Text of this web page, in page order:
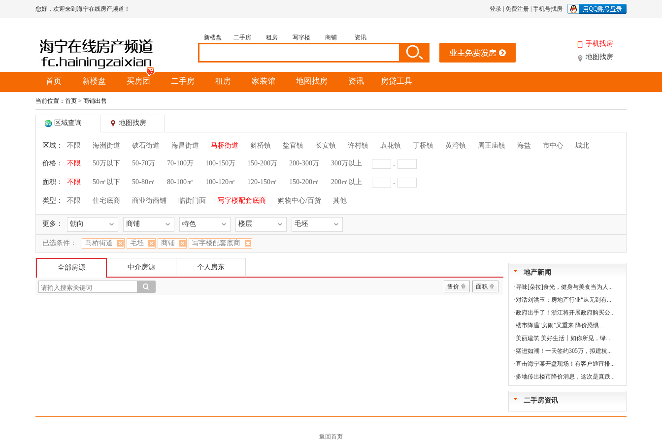
您好，欢迎来到海宁在线房产频道！ 登录 免费注册 手机号找房
新楼盘 二手房 租房 写字楼 商铺 资讯
手机找房
地图找房
首页 新楼盘 买房团 二手房 租房 家装馆 地图找房 资讯 房贷工具
当前位置： 首页 > 商铺出售
区域查询 地图找房
区域： 不限 海洲街道 硖石街道 海昌街道 马桥街道 斜桥镇 盐官镇 长安镇 许村镇 袁花镇 丁桥镇 黄湾镇 周王庙镇 海盐 市中心 城北
价格： 不限 50万以下 50-70万 70-100万 100-150万 150-200万 200-300万 300万以上 -
面积： 不限 50㎡以下 50-80㎡ 80-100㎡ 100-120㎡ 120-150㎡ 150-200㎡ 200㎡以上 -
类型： 不限 住宅底商 商业街商铺 临街门面 写字楼配套底商 购物中心/百货 其他
更多： 朝向 商铺 特色 楼层 毛坯
已选条件： 马桥街道 毛坯 商铺 写字楼配套底商
全部房源 中介房源 个人房东
面积
售价
地产新闻
·寻味[朵拉]食光，健身与美食当为人...
·对话刘洪玉：房地产行业“从无到有...
·政府出手了！浙江将开展政府购买公...
·楼市降温“房闹”又重来 降价恐惧...
·美丽建筑 美好生活丨如你所见，绿...
·猛进如潮！一天签约305万，拟建杭...
·直击海宁某开盘现场！有客户通宵排...
·多地传出楼市降价消息，这次是真跌...
二手房资讯
返回首页